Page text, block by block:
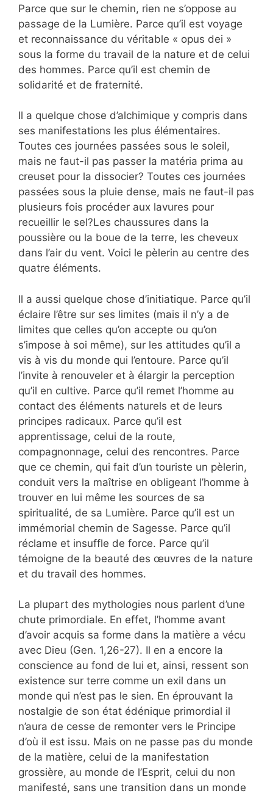
Parce que sur le chemin, rien ne s’oppose au
passage de la Lumière. Parce qu’il est voyage
et reconnaissance du véritable « opus dei »
sous la forme du travail de la nature et de celui
des hommes. Parce qu’il est chemin de
solidarité et de fraternité.
Il a quelque chose d’alchimique y compris dans
ses manifestations les plus élémentaires.
Toutes ces journées passées sous le soleil,
mais ne faut-il pas passer la matéria prima au
creuset pour la dissocier? Toutes ces journées
passées sous la pluie dense, mais ne faut-il pas
plusieurs fois procéder aux lavures pour
recueillir le sel?Les chaussures dans la
poussière ou la boue de la terre, les cheveux
dans l’air du vent. Voici le pèlerin au centre des
quatre éléments.
Il a aussi quelque chose d’initiatique. Parce qu’il
éclaire l’être sur ses limites (mais il n’y a de
limites que celles qu’on accepte ou qu’on
s’impose à soi même), sur les attitudes qu’il a
vis à vis du monde qui l’entoure. Parce qu’il
l’invite à renouveler et à élargir la perception
qu’il en cultive. Parce qu’il remet l’homme au
contact des éléments naturels et de leurs
principes radicaux. Parce qu’il est
apprentissage, celui de la route,
compagnonnage, celui des rencontres. Parce
que ce chemin, qui fait d’un touriste un pèlerin,
conduit vers la maîtrise en obligeant l’homme à
trouver en lui même les sources de sa
spiritualité, de sa Lumière. Parce qu’il est un
immémorial chemin de Sagesse. Parce qu’il
réclame et insuffle de force. Parce qu’il
témoigne de la beauté des œuvres de la nature
et du travail des hommes.
La plupart des mythologies nous parlent d’une
chute primordiale. En effet, l’homme avant
d’avoir acquis sa forme dans la matière a vécu
avec Dieu (Gen. 1,26-27). Il en a encore la
conscience au fond de lui et, ainsi, ressent son
existence sur terre comme un exil dans un
monde qui n’est pas le sien. En éprouvant la
nostalgie de son état édénique primordial il
n’aura de cesse de remonter vers le Principe
d’où il est issu. Mais on ne passe pas du monde
de la matière, celui de la manifestation
grossière, au monde de l’Esprit, celui du non
manifesté, sans une transition dans un monde